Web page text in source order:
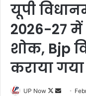
यूपी
2026-27 में
शोक, Bjp
कराया
UP Now Follow
Send